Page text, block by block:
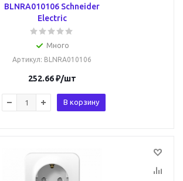
BLNRA010106 Schneider
Electric
Много
Артикул: BLNRA010106
252.66₽/шт
В корзину